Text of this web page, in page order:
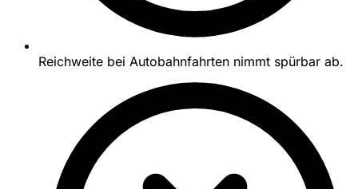
Reichweite bei Autobahnfahrten nimmt spürbar ab.